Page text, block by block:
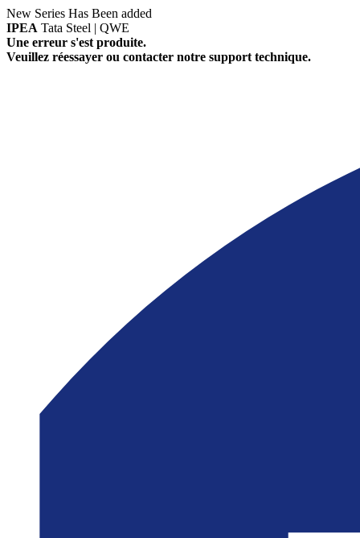
New Series Has Been added
IPEA Tata Steel | QWE
Une erreur s'est produite.
Veuillez réessayer ou contacter notre support technique.